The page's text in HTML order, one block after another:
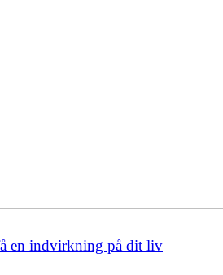
en indvirkning på dit liv